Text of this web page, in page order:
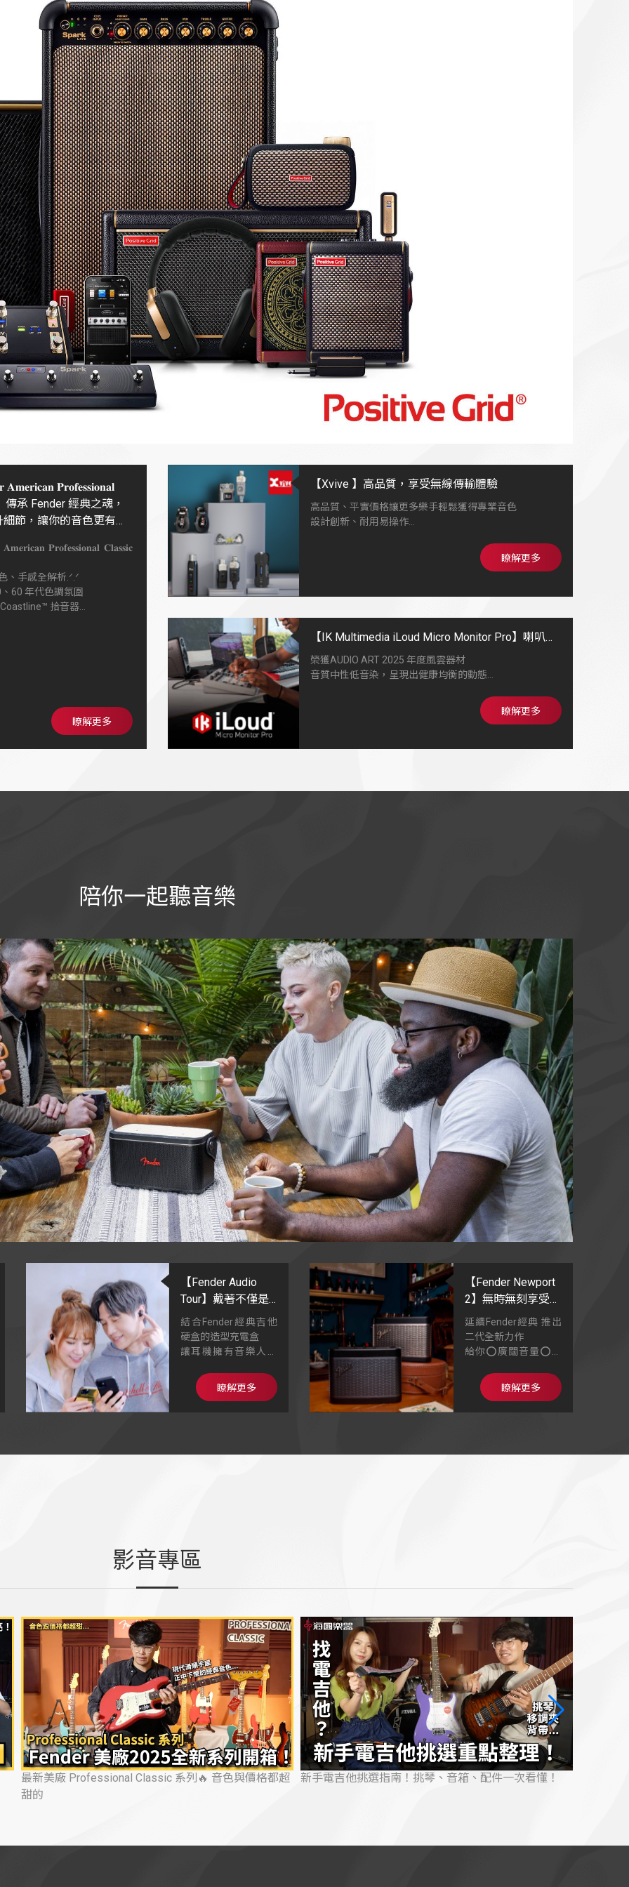
𝐀𝐦𝐞𝐫𝐢𝐜𝐚𝐧 𝐏𝐫𝐨𝐟𝐞𝐬𝐬𝐢𝐨𝐧𝐚𝐥
傳承 Fender 經典之魂，
節，讓你的音色更有深
𝐏𝐫𝐨𝐟𝐞𝐬𝐬𝐢𝐨𝐧𝐚𝐥 𝐂𝐥𝐚𝐬𝐬𝐢𝐜
、手感全解析.ᐟ.ᐟ
60 年代色調氛圍
拾音器
瞭解更多
【Xvive 】高品質，享受無線傳輸體驗
高品質、平實價格讓更多樂手輕鬆獲得專業音色
設計創新、耐用易操作
瞭解更多
【IK Multimedia iLoud Micro Monitor Pro】喇叭外
型精巧隨處都可建構個人專業錄音室
榮獲AUDIO ART 2025 年度風雲器材
音質中性低音染，呈現出健康均衡的動態
自帶空間校正功能，不用兩分鐘即可完成校正，相當實用
瞭解更多
陪你一起聽音樂
【Fender Audio
Tour】戴著不僅是
聽音樂，也是一種
潮流搭配
結合Fender經典吉他
硬盒的造型充電盒
讓耳機擁有音樂人的
細膩真實的聲音，身
歷其境的感受
瞭解更多
【Fender Newport
2】無時無刻享受音
樂
延續Fender經典 推出
二代全新力作
給你⭕廣闊音量⭕單
屬網格
輕量級1.45kg，輕巧
機身音樂帶著走
瞭解更多
影音專區
新手電吉他挑選指南！挑琴、音箱、配件一次看懂！ 頂級空間系效果器！Delay +Reverb 一顆搞定！